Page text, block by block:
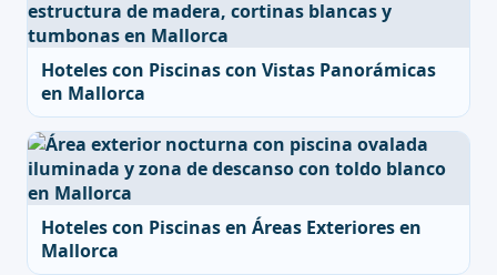
Hoteles con Piscinas con Vistas Panorámicas
en Mallorca
Hoteles con Piscinas en Áreas Exteriores en
Mallorca